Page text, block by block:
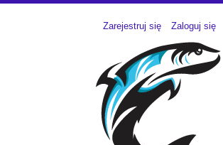
Zarejestruj się Zaloguj się